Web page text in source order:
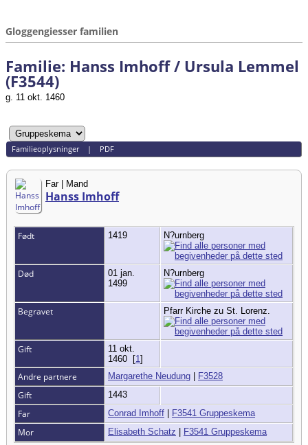
Gloggengiesser familien
Familie: Hanss Imhoff / Ursula Lemmel
(F3544)
g. 11 okt. 1460
Familieoplysninger| PDF
Far | Mand
Hanss Imhoff
Født 1419 N?urnberg
Død
01 jan.
1499
N?urnberg
Begravet Pfarr Kirche zu St. Lorenz.
Gift
11 okt.
1460 [1]
Andre partnere Margarethe Neudung | F3528
Gift 1443
Far Conrad Imhoff | F3541 Gruppeskema
Mor Elisabeth Schatz | F3541 Gruppeskema